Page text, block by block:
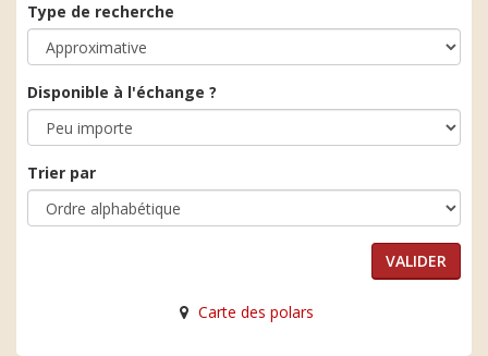
Type de recherche
Disponible à l'échange ?
Trier par
Carte des polars